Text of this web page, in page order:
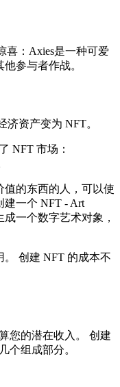
喜：Axies是一种可爱
参与者作战。
资产变为 NFT。
NFT 市场：
的东西的人，可以使
建一个 NFT - Art
一个数字艺术对象，
创建 NFT 的成本不
您的潜在收入。 创建
个组成部分。